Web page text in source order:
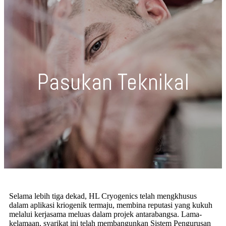
Pasukan Teknikal
Selama lebih tiga dekad, HL Cryogenics telah mengkhusus
dalam aplikasi kriogenik termaju, membina reputasi yang kukuh
melalui kerjasama meluas dalam projek antarabangsa. Lama-
kelamaan, syarikat ini telah membangunkan Sistem Pengurusan